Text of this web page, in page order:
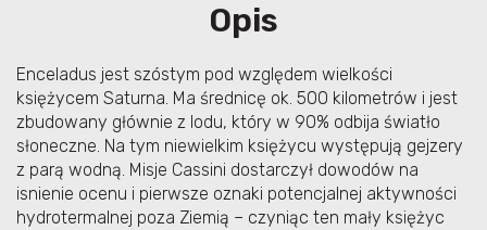
Opis
Enceladus jest szóstym pod względem wielkości
księżycem Saturna. Ma średnicę ok. 500 kilometrów i jest
zbudowany głównie z lodu, który w 90% odbija światło
słoneczne. Na tym niewielkim księżycu występują gejzery
z parą wodną. Misje Cassini dostarczył dowodów na
isnienie ocenu i pierwsze oznaki potencjalnej aktywności
hydrotermalnej poza Ziemią – czyniąc ten mały księżyc